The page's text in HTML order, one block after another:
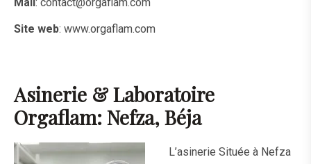
Mail : contact@orgaflam.com
Site web: www.orgaflam.com
Asinerie & Laboratoire
Orgaflam: Nefza, Béja
L’asinerie Située à Nefza